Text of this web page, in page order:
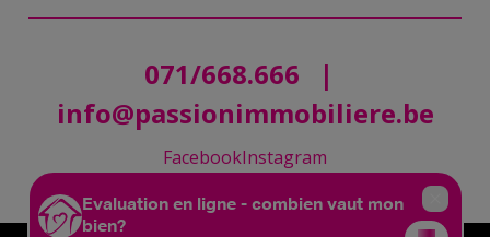
071/668.666
|
info@passionimmobiliere.be
FacebookInstagram